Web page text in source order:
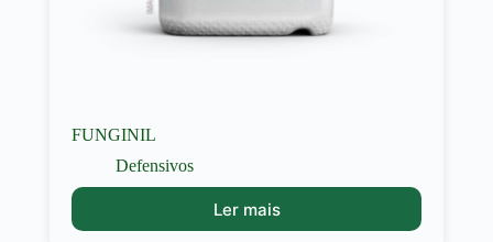
FUNGINIL
Defensivos
Ler mais